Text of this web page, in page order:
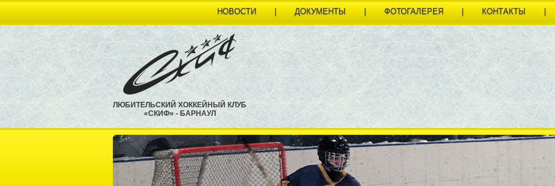
НОВОСТИ | ДОКУМЕНТЫ | ФОТОГАЛЕРЕЯ | КОНТАКТЫ |
ЛЮБИТЕЛЬСКИЙ ХОККЕЙНЫЙ КЛУБ
«СКИФ» - БАРНАУЛ